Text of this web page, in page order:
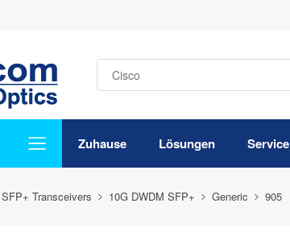
Zuhause Lösungen Service
SFP+ Transceivers 10G DWDM SFP+ Generic 905